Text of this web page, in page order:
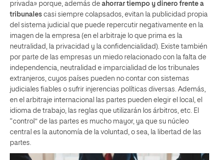
privada» porque, además de ahorrar tiempo y dinero frente a
tribunales casi siempre colapsados, evitan la publicidad propia
del sistema judicial que puede repercutir negativamente en la
imagen de la empresa (en el arbitraje lo que prima es la
neutralidad, la privacidad y la confidencialidad). Existe también
por parte de las empresas un miedo relacionado con la falta de
independencia, neutralidad e imparcialidad de los tribunales
extranjeros, cuyos países pueden no contar con sistemas
judiciales fiables o sufrir injerencias políticas diversas. Además,
en el arbitraje internacional las partes pueden elegir el local, el
idioma de trabajo, las reglas que utilizarán los árbitros, etc. El
“control” de las partes es mucho mayor, ya que su núcleo
central es la autonomía de la voluntad, o sea, la libertad de las
partes.